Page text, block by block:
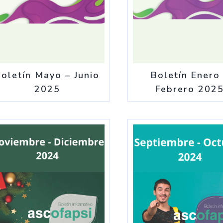
Mayo – Junio
2025
Boletín Enero
Febrero